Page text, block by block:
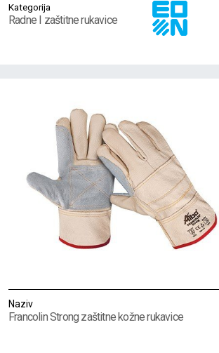
Kategorija
Radne I zaštitne rukavice
Naziv
Francolin Strong zaštitne kožne rukavice